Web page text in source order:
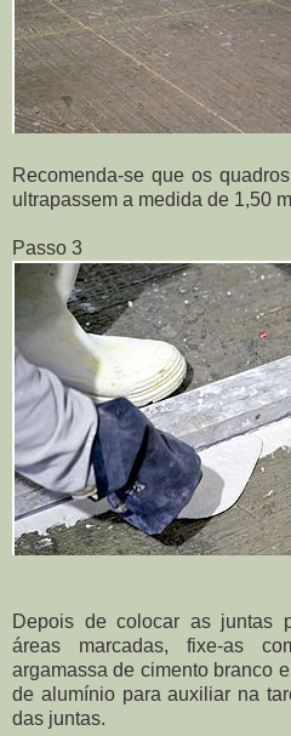
Recomenda-se que os
ultrapassem a medida de 1,50
Passo 3
Depois de colocar as juntas
áreas marcadas, fixe-as
argamassa de cimento branco
de alumínio para auxiliar na
das juntas.